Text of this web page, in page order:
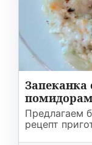
Предлагаем
рецепт